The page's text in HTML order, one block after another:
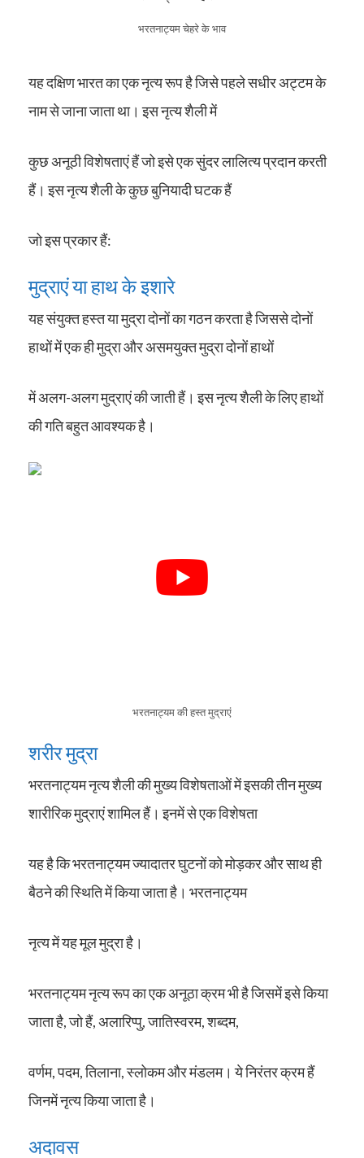
भरतनाट्यम चेहरे के भाव
यह दक्षिण भारत का एक नृत्य रूप है जिसे पहले सधीर अट्टम के
नाम से जाना जाता था। इस नृत्य शैली में
कुछ अनूठी विशेषताएं हैं जो इसे एक सुंदर लालित्य प्रदान करती
हैं। इस नृत्य शैली के कुछ बुनियादी घटक हैं
जो इस प्रकार हैं:
मुद्राएं या हाथ के इशारे
यह संयुक्त हस्त या मुद्रा दोनों का गठन करता है जिससे दोनों
हाथों में एक ही मुद्रा और असमयुक्त मुद्रा दोनों हाथों
में अलग-अलग मुद्राएं की जाती हैं। इस नृत्य शैली के लिए हाथों
की गति बहुत आवश्यक है।
भरतनाट्यम की हस्त मुद्राएं
शरीर मुद्रा
भरतनाट्यम नृत्य शैली की मुख्य विशेषताओं में इसकी तीन मुख्य
शारीरिक मुद्राएं शामिल हैं। इनमें से एक विशेषता
यह है कि भरतनाट्यम ज्यादातर घुटनों को मोड़कर और साथ ही
बैठने की स्थिति में किया जाता है। भरतनाट्यम
नृत्य में यह मूल मुद्रा है।
भरतनाट्यम नृत्य रूप का एक अनूठा क्रम भी है जिसमें इसे किया
जाता है, जो हैं, अलारिप्पु, जातिस्वरम, शब्दम,
वर्णम, पदम, तिलाना, स्लोकम और मंडलम। ये निरंतर क्रम हैं
जिनमें नृत्य किया जाता है।
अदावस